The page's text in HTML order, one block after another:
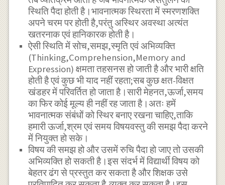
स्थिति पैदा होती है।भावनात्मक स्थिरता में स्मरणशक्ति
अपने चरम पर होती है,परंतु अस्थिर अवस्था अत्यंत
खतरनाक एवं हानिकारक होती है।
ऐसी स्थिति में सोच,समझ,स्मृति एवं अभिव्यक्ति
(Thinking,Comprehension,Memory and
Expression) क्षमता तहसनस हो जाती है और भारी क्षति
होती है एवं कुछ भी याद नहीं रहता;सब कुछ क्षत-विक्षत
खंडहर में परिवर्तित हो जाता है।सारी मेहनत,ऊर्जा,समय
का फिर कोई मूल्य ही नहीं रह जाता है।अतः हमें
भावनात्मक संबंधों को स्थिर बनाए रखना चाहिए,ताकि
हमारी ऊर्जा,श्रम एवं समय विषयवस्तु की समझ पैदा करने
में नियुक्त हो सके।
विषय की समझ हो और उसमें रुचि पैदा हो जाए तो उसकी
अभिव्यक्ति हो सकती है।इस संदर्भ में विद्यार्थी विषय को
बेहतर ढंग से प्रस्तुत कर सकता है और शिक्षक उसे